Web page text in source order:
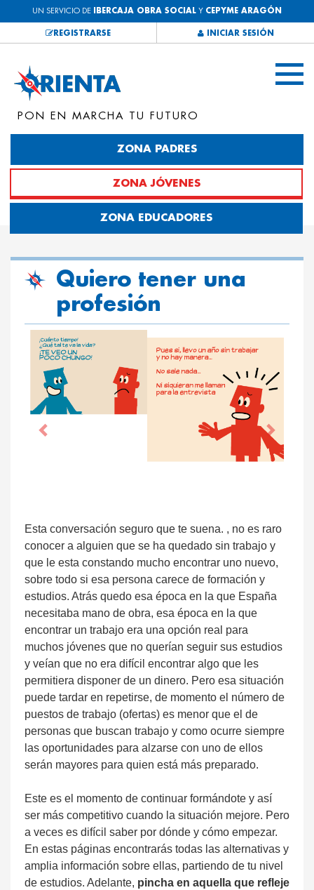
UN SERVICIO DE IBERCAJA OBRA SOCIAL Y CEPYME ARAGÓN
REGISTRARSE INICIAR SESIÓN
PON EN MARCHA TU FUTURO
ZONA PADRES
ZONA JÓVENES
ZONA EDUCADORES
Quiero tener una
profesión
Esta conversación seguro que te suena. , no es raro
conocer a alguien que se ha quedado sin trabajo y
que le esta constando mucho encontrar uno nuevo,
sobre todo si esa persona carece de formación y
estudios. Atrás quedo esa época en la que España
necesitaba mano de obra, esa época en la que
encontrar un trabajo era una opción real para
muchos jóvenes que no querían seguir sus estudios
y veían que no era difícil encontrar algo que les
permitiera disponer de un dinero. Pero esa situación
puede tardar en repetirse, de momento el número de
puestos de trabajo (ofertas) es menor que el de
personas que buscan trabajo y como ocurre siempre
las oportunidades para alzarse con uno de ellos
serán mayores para quien está más preparado.
Este es el momento de continuar formándote y así
ser más competitivo cuando la situación mejore. Pero
a veces es difícil saber por dónde y cómo empezar.
En estas páginas encontrarás todas las alternativas y
amplia información sobre ellas, partiendo de tu nivel
de estudios. Adelante, pincha en aquella que refleje